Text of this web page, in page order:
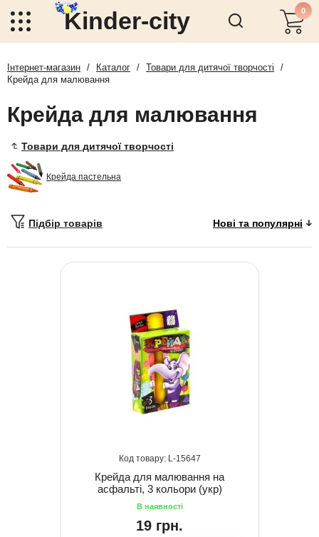
Kinder-city 0
Інтернет-магазин / Каталог / Товари для дитячої творчості
/
Крейда для малювання
Крейда для малювання
Товари для дитячої творчості
Крейда пастельна
Підбір товарів
15647
Крейда для малювання на
асфальті, 3 кольори (укр)
19 грн.